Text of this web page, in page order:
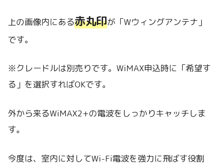
上の画像内にある赤丸印が「Wウィングアンテナ」
です。
※クレードルは別売りです。WiMAX申込時に「希望す
る」を選択すればOKです。
外から来るWiMAX2+の電波をしっかりキャッチしま
す。
今度は、室内に対してWi-Fi電波を強力に飛ばす役割